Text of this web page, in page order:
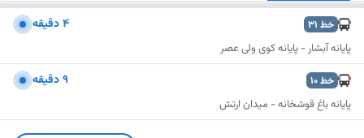
خط 31 ۴ دقیقه
پایانه آبشار - پایانه کوی ولی عصر
خط10 ۹ دقیقه
پایانه باغ قوشخانه - میدان ارتش